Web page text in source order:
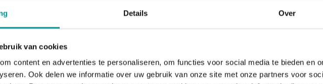
Details Over
van cookies
content en advertenties te personaliseren, om functies voor social media te bieden en
Ook delen we informatie over uw gebruik van onze site met onze partners voor
BTW/Marge
Marge €21.945,00